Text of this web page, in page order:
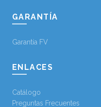
GARANTÍA
Garantía FV
ENLACES
Catálogo
Preguntas Frecuentes